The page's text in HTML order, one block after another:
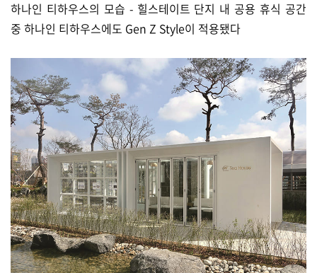
하나인 티하우스의 모습 - 힐스테이트 단지 내 공용 휴식 공간
중 하나인 티하우스에도 Gen Z Style이 적용됐다